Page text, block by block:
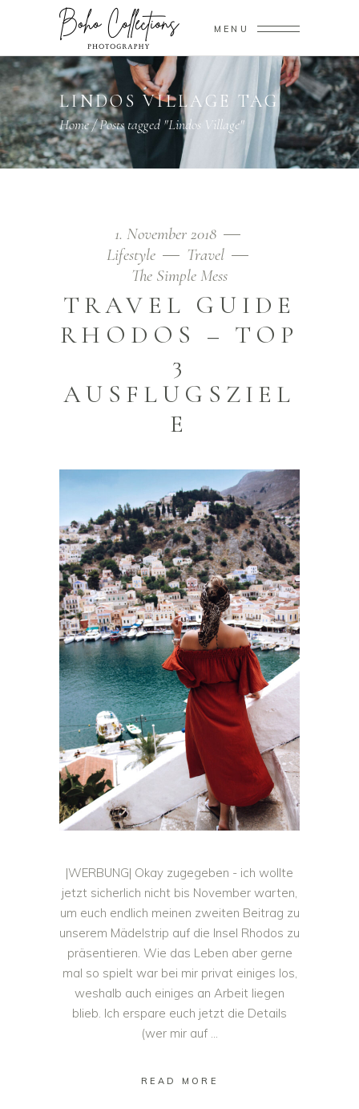
MENU
LINDOS VILLAGE TAG
Home/Posts tagged "Lindos Village"
1. November 2018
Lifestyle
Travel
The Simple Mess
TRAVEL GUIDE
RHODOS – TOP
3
AUSFLUGSZIEL
E
|WERBUNG| Okay zugegeben - ich wollte
jetzt sicherlich nicht bis November warten,
um euch endlich meinen zweiten Beitrag zu
unserem Mädelstrip auf die Insel Rhodos zu
präsentieren. Wie das Leben aber gerne
mal so spielt war bei mir privat einiges los,
weshalb auch einiges an Arbeit liegen
blieb. Ich erspare euch jetzt die Details
(wer mir auf
READ MORE